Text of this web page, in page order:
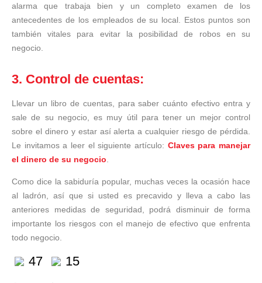
alarma que trabaja bien y un completo examen de los
antecedentes de los empleados de su local. Estos puntos son
también vitales para evitar la posibilidad de robos en su
negocio.
3. Control de cuentas:
Llevar un libro de cuentas, para saber cuánto efectivo entra y
sale de su negocio, es muy útil para tener un mejor control
sobre el dinero y estar así alerta a cualquier riesgo de pérdida.
Le invitamos a leer el siguiente artículo: Claves para manejar
el dinero de su negocio
Como dice la sabiduría popular, muchas veces la ocasión hace
al ladrón, así que si usted es precavido y lleva a cabo las
anteriores medidas de seguridad, podrá disminuir de forma
importante los riesgos con el manejo de efectivo que enfrenta
todo negocio.
47 15